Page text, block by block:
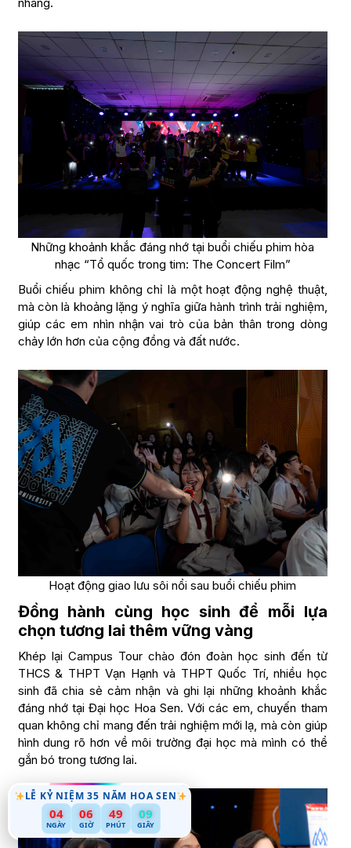
LỄ KỶ NIỆM 35 NĂM HOA SEN
04
NGÀY
06
GIỜ
49
PHÚT
07
GIÂY
Những khoảnh khắc đáng nhớ tại buổi chiếu phim hòa
nhạc “Tổ quốc trong tim: The Concert Film”
Buổi chiếu phim không chỉ là một hoạt động nghệ thuật,
mà còn là khoảng lặng ý nghĩa giữa hành trình trải nghiệm,
giúp các em nhìn nhận vai trò của bản thân trong dòng
chảy lớn hơn của cộng đồng và đất nước.
Hoạt động giao lưu sôi nổi sau buổi chiếu phim
Đồng hành cùng học sinh để mỗi lựa
chọn tương lai thêm vững vàng
Khép lại Campus Tour chào đón đoàn học sinh đến từ
THCS & THPT Vạn Hạnh và THPT Quốc Trí, nhiều học
sinh đã chia sẻ cảm nhận và ghi lại những khoảnh khắc
đáng nhớ tại Đại học Hoa Sen. Với các em, chuyến tham
quan không chỉ mang đến trải nghiệm mới lạ, mà còn giúp
hình dung rõ hơn về môi trường đại học mà mình có thể
gắn bó trong tương lai.